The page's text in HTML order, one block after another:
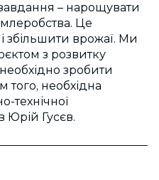
– нарощувати
Це
збільшити врожаї. Ми
з розвитку
зробити
того, необхідна
технічної
Юрій Гусєв.